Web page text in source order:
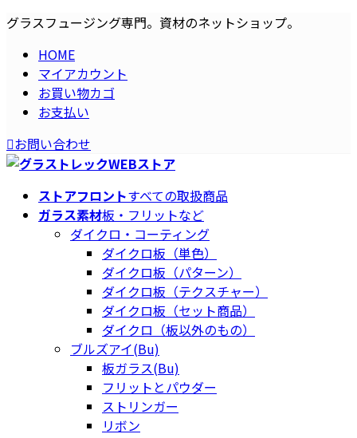
コ
ス
キ
ナ
ン
に
グラスフュージング専門。資材のネットショップ。
HOME
マイアカウント
お買い物カゴ
お支払い
お問い合わせ
ストアフロントすべての取扱商品
ガラス素材板・フリットなど
ダイクロ・コーティング
ダイクロ板（単色）
ダイクロ板（パターン）
ダイクロ板（テクスチャー）
ダイクロ板（セット商品）
ダイクロ（板以外のもの）
ブルズアイ(Bu)
板ガラス(Bu)
フリットとパウダー
ストリンガー
リボン